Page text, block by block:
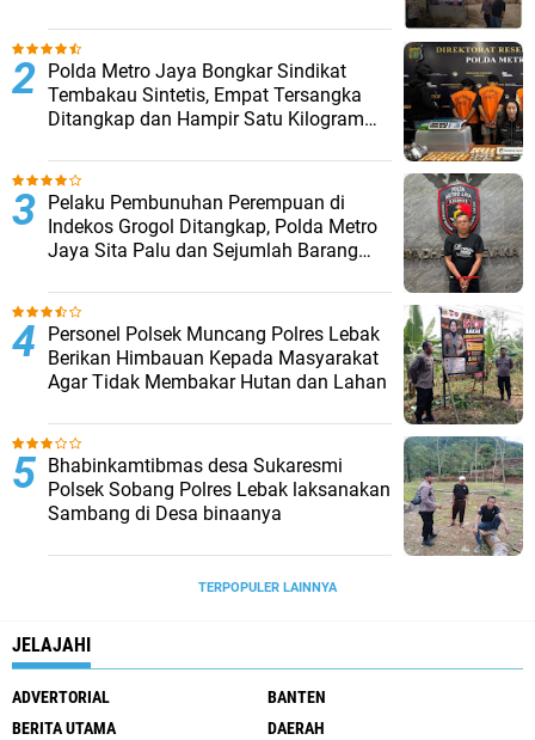
‎Polda Metro Jaya Bongkar Sindikat
Tembakau Sintetis, Empat Tersangka
Ditangkap dan Hampir Satu Kilogram
Pelaku Pembunuhan Perempuan di
Indekos Grogol Ditangkap, Polda Metro
Jaya Sita Palu dan Sejumlah Barang
Personel Polsek Muncang Polres Lebak
Berikan Himbauan Kepada Masyarakat
Agar Tidak Membakar Hutan dan Lahan
Bhabinkamtibmas desa Sukaresmi
Polsek Sobang Polres Lebak laksanakan
Sambang di Desa binaanya
TERPOPULER LAINNYA
JELAJAHI
ADVERTORIAL
BANTEN
BERITA UTAMA
DAERAH